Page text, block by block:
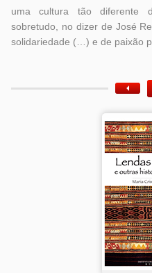
uma cultura tão diferente
sobretudo, no dizer de José
solidariedade (…) e de paixão